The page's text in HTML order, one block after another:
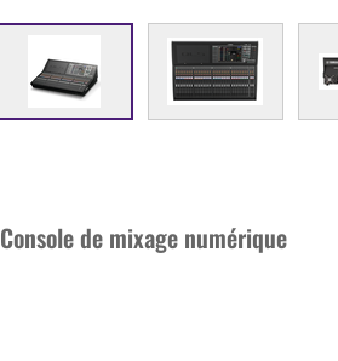
Console de mixage numérique